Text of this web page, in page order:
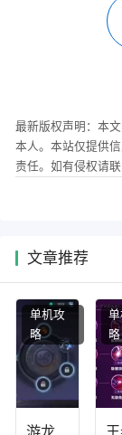
最新版权声明：本
本人。本站仅提供
责任。如有侵权请联
文章推荐
游龙
单机攻
略
略